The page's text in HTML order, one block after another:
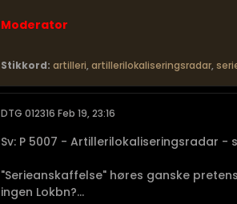
Moderator
Stikkord: artilleri, artillerilokaliseringsradar,
DTG 012316 Feb 19, 23:16
Sv: P 5007 - Artillerilokaliseringsradar -
"Serieanskaffelse" høres ganske
ingen Lokbn?...